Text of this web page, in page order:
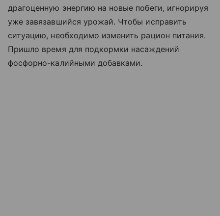
драгоценную энергию на новые побеги, игнорируя
уже завязавшийся урожай. Чтобы исправить
ситуацию, необходимо изменить рацион питания.
Пришло время для подкормки насаждений
фосфорно-калийными добавками.